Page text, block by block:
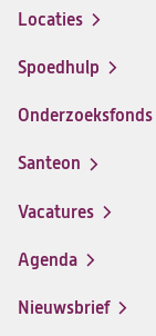
Locaties
Spoedhulp
Onderzoeksfonds
Santeon
(opent
in
nieuwe
Vacatures
(opent
in
nieuwe
Agenda
Nieuwsbrief